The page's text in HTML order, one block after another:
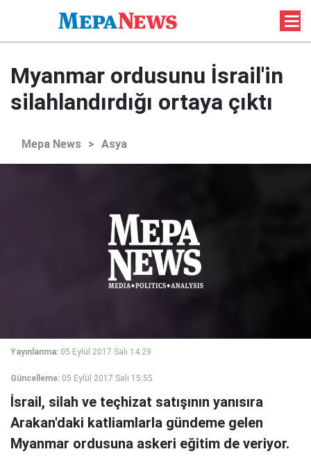
Myanmar ordusunu İsrail'in
silahlandırdığı ortaya çıktı
Mepa News > Asya
Yayınlanma: 05 Eylül 2017 Salı 14:29
Güncelleme: 05 Eylül 2017 Salı 15:55
İsrail, silah ve teçhizat satışının yanısıra
Arakan'daki katliamlarla gündeme gelen
Myanmar ordusuna askeri eğitim de veriyor.